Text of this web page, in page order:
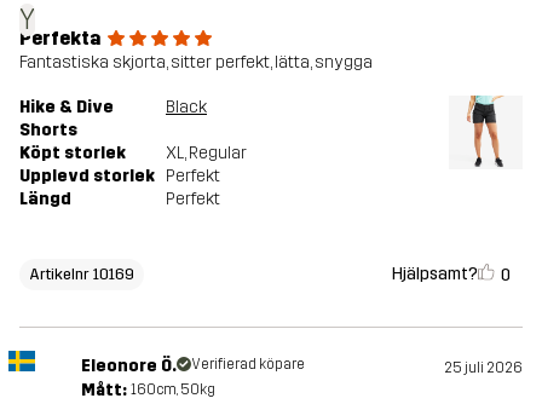
Y
Perfekta
Fantastiska skjorta, sitter perfekt, lätta, snygga
Hike & Dive
Shorts
Black
Köpt storlek XL, Regular
Upplevd storlek Perfekt
Längd
Perfekt
Artikelnr 10169 Hjälpsamt? 0
Eleonore Ö. Verifierad köpare 25 juli 2026
Mått: 160cm, 50kg